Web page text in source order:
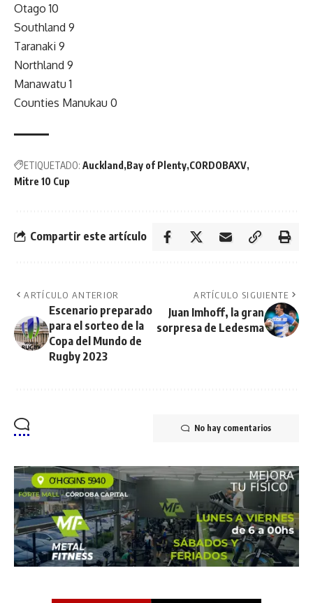
Otago 10
Southland 9
Taranaki 9
Northland 9
Manawatu 1
Counties Manukau 0
ETIQUETADO: Auckland Bay of Plenty CORDOBAXV
Mitre 10 Cup
Compartir este artículo
ARTÍCULO ANTERIOR
Escenario preparado
para el sorteo de la
Copa del Mundo de
Rugby 2023
ARTÍCULO SIGUIENTE
Juan Imhoff, la gran
sorpresa de Ledesma
No hay comentarios